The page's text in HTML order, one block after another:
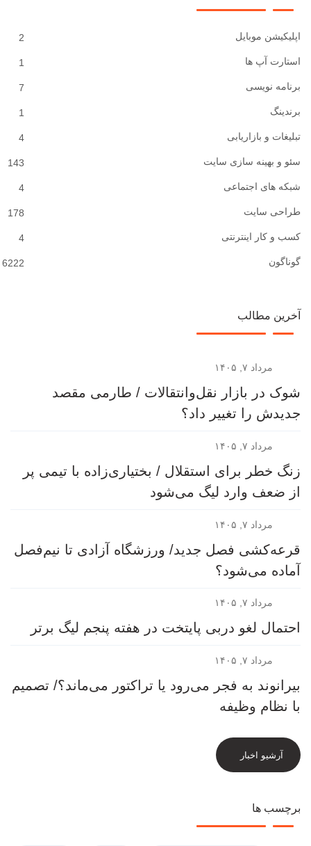
2 اپلیکیشن موبایل
1 استارت آپ ها
7 برنامه نویسی
1 برندینگ
4 تبلیغات و بازاریابی
143 سئو و بهینه سازی سایت
4 شبکه های اجتماعی
178 طراحی سایت
4 کسب و کار اینترنتی
6222 گوناگون
آخرین مطالب
مرداد ۷, ۱۴۰۵
شوک در بازار نقل‌وانتقالات / طارمی مقصد
جدیدش را تغییر داد؟
مرداد ۷, ۱۴۰۵
زنگ خطر برای استقلال / بختیاری‌زاده با تیمی پر
از ضعف وارد لیگ می‌شود
مرداد ۷, ۱۴۰۵
قرعه‎‌کشی فصل جدید/ ورزشگاه آزادی تا نیم‌فصل
آماده می‌شود؟
مرداد ۷, ۱۴۰۵
احتمال لغو دربی پایتخت در هفته پنجم لیگ برتر
مرداد ۷, ۱۴۰۵
بیرانوند به فجر می‌رود یا تراکتور می‌ماند؟/ تصمیم
با نظام وظیفه
آرشیو اخبار
برچسب ها